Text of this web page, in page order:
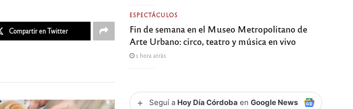
Compartir en Twitter
ESPECTÁCULOS
Fin de semana en el Museo Metropolitano de
Arte Urbano: circo, teatro y música en vivo
1 hora atrás
+ Seguí a Hoy Día Córdoba enGoogle News